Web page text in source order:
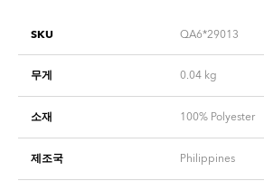
SKU QA6*29013
무게 0.04 kg
소재 100% Polyester
제조국 Philippines